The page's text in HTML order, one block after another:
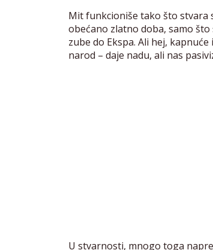
Mit funkcioniše tako što stvara
obećano zlatno doba, samo
zube do Ekspa. Ali hej,
narod – daje nadu, ali nas
U stvarnosti, mnogo toga